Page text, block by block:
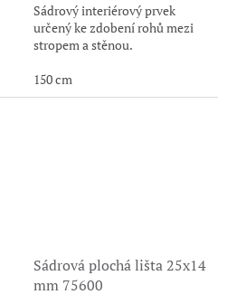
Sádrový interiérový prvek
určený ke zdobení rohů mezi
stropem a stěnou.
150 cm
Sádrová plochá lišta 25x14
mm 75600